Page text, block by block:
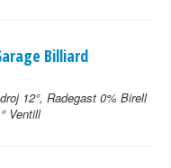
Billiard
12°, Radegast 0% Birell
Ventill